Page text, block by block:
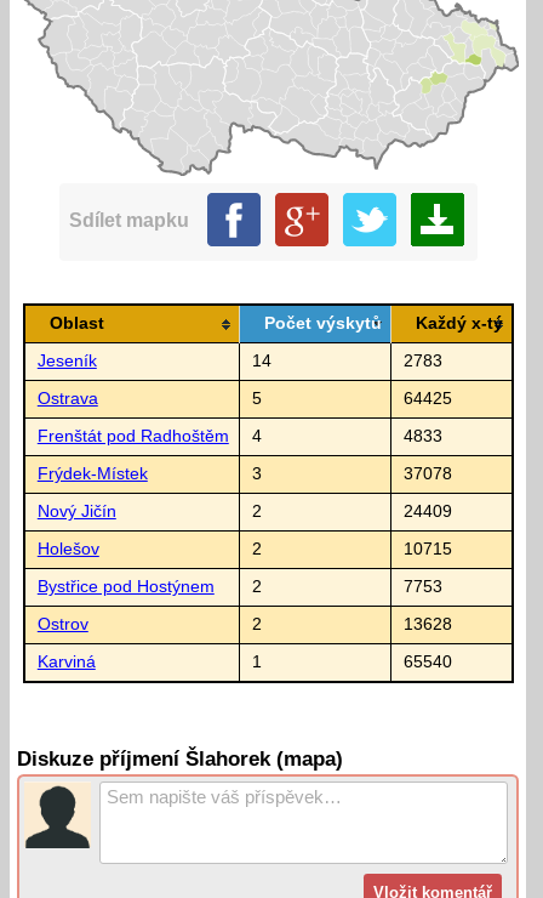
Sdílet mapku
Oblast Počet výskytů Každý x-tý
Jeseník 14 2783
Ostrava 5 64425
Frenštát pod Radhoštěm 4 4833
Frýdek-Místek 3 37078
Nový Jičín 2 24409
Holešov 2 10715
Bystřice pod Hostýnem 2 7753
Ostrov 2 13628
Karviná 1 65540
Diskuze příjmení Šlahorek (mapa)